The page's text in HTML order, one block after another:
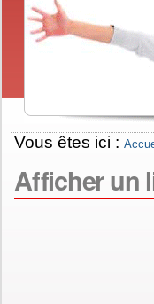
Vous êtes ici :
Afficher un